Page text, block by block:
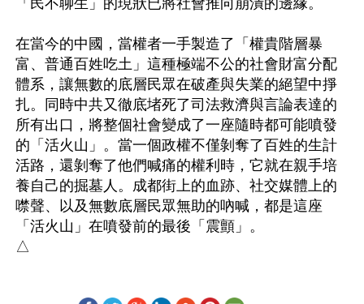
「民不聊生」的現狀已將社會推向崩潰的邊緣。
在當今的中國，當權者一手製造了「權貴階層暴
富、普通百姓吃土」這種極端不公的社會財富分配
體系，讓無數的底層民眾在破產與失業的絕望中掙
扎。同時中共又徹底堵死了司法救濟與言論表達的
所有出口，將整個社會變成了一座隨時都可能噴發
的「活火山」。當一個政權不僅剝奪了百姓的生計
活路，還剝奪了他們喊痛的權利時，它就在親手培
養自己的掘墓人。成都街上的血跡、社交媒體上的
噤聲、以及無數底層民眾無助的吶喊，都是這座
「活火山」在噴發前的最後「震顫」。